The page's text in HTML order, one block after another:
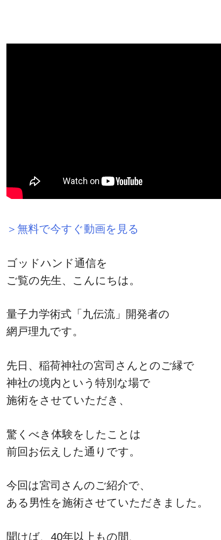
＞無料で今すぐ動画を見る
ゴッドハンド通信を
ご覧の先生、こんにちは。
量子力学術式「九伝流」開発者の
網戸理九です。
先日、稲荷神社の宮司さんとのご縁で
神社の境内という特別な場で
施術をさせていただき、
驚くべき体験をしたことは
前回お伝えした通りです。
今回は宮司さんのご紹介で、
ある男性を施術させていただきました。
聞けば、40年以上もの間、